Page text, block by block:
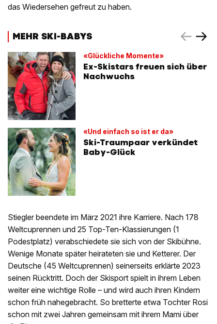
das Wiedersehen gefreut zu haben.
MEHR SKI-BABYS
«Glückliche Momente»
Ex-Skistars freuen sich über
Nachwuchs
«Und einfach so ist er da»
Ski-Traumpaar verkündet
Baby-Glück
Stiegler beendete im März 2021 ihre Karriere. Nach 178
Weltcuprennen und 25 Top-Ten-Klassierungen (1
Podestplatz) verabschiedete sie sich von der Skibühne.
Wenige Monate später heirateten sie und Ketterer. Der
Deutsche (45 Weltcuprennen) seinerseits erklärte 2023
seinen Rücktritt. Doch der Skisport spielt in ihrem Leben
weiter eine wichtige Rolle – und wird auch ihren Kindern
schon früh nahegebracht. So bretterte etwa Tochter Rosi
schon mit zwei Jahren gemeinsam mit ihrem Mami über